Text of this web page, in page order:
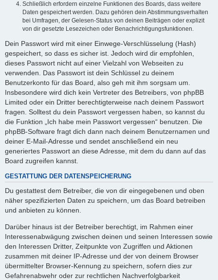
Schließlich erfordern einzelne Funktionen des Boards, dass weitere
Daten gespeichert werden. Dazu gehören dein Abstimmungsverhalten
bei Umfragen, der Gelesen-Status von deinen Beiträgen oder explizit
von dir gesetzte Lesezeichen oder Benachrichtigungsfunktionen.
Dein Passwort wird mit einer Einwege-Verschlüsselung (Hash)
gespeichert, so dass es sicher ist. Jedoch wird dir empfohlen,
dieses Passwort nicht auf einer Vielzahl von Webseiten zu
verwenden. Das Passwort ist dein Schlüssel zu deinem
Benutzerkonto für das Board, also geh mit ihm sorgsam um.
Insbesondere wird dich kein Vertreter des Betreibers, von phpBB
Limited oder ein Dritter berechtigterweise nach deinem Passwort
fragen. Solltest du dein Passwort vergessen haben, so kannst du
die Funktion „Ich habe mein Passwort vergessen“ benutzen. Die
phpBB-Software fragt dich dann nach deinem Benutzernamen und
deiner E-Mail-Adresse und sendet anschließend ein neu
generiertes Passwort an diese Adresse, mit dem du dann auf das
Board zugreifen kannst.
GESTATTUNG DER DATENSPEICHERUNG
Du gestattest dem Betreiber, die von dir eingegebenen und oben
näher spezifizierten Daten zu speichern, um das Board betreiben
und anbieten zu können.
Darüber hinaus ist der Betreiber berechtigt, im Rahmen einer
Interessenabwägung zwischen deinen und seinen Interessen sowie
den Interessen Dritter, Zeitpunkte von Zugriffen und Aktionen
zusammen mit deiner IP-Adresse und der von deinem Browser
übermittelter Browser-Kennung zu speichern, sofern dies zur
Gefahrenabwehr oder zur rechtlichen Nachverfolgbarkeit